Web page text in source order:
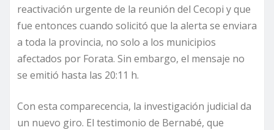
reactivación urgente de la reunión del Cecopi y que
fue entonces cuando solicitó que la alerta se enviara
a toda la provincia, no solo a los municipios
afectados por Forata. Sin embargo, el mensaje no
se emitió hasta las 20:11 h.
Con esta comparecencia, la investigación judicial da
un nuevo giro. El testimonio de Bernabé, que